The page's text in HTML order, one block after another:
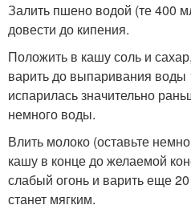
Залить пшено водой (те 400
довести до кипения.
Положить в кашу соль и
варить до выпаривания воды
испарилась значительно
немного воды.
Влить молоко (оставьте
кашу в конце до желаемой
слабый огонь и варить еще
станет мягким.